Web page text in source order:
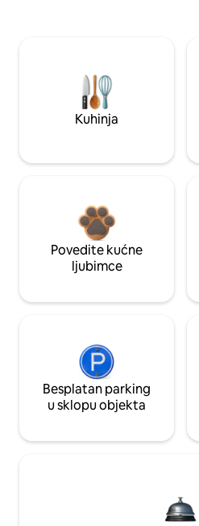
Kuhinja
Povedite kućne
ljubimce
Besplatan parking
u sklopu objekta